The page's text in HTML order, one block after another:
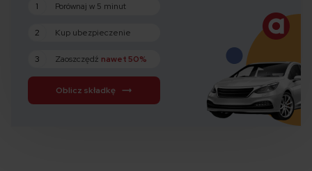
1 Porównaj w 5 minut
2 Kup ubezpieczenie
3 Zaoszczędź nawet 50%
Oblicz składkę